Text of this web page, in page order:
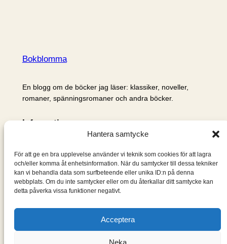
Hantera samtycke
För att ge en bra upplevelse använder vi teknik som cookies för att lagra
och/eller komma åt enhetsinformation. När du samtycker till dessa tekniker
kan vi behandla data som surfbeteende eller unika ID:n på denna
webbplats. Om du inte samtycker eller om du återkallar ditt samtycke kan
detta påverka vissa funktioner negativt.
Acceptera
Neka
Bokblomma
En blogg om de böcker jag läser: klassiker, noveller,
romaner, spänningsromaner och andra böcker.
Information
Om mig & om bloggen
S
ö
k